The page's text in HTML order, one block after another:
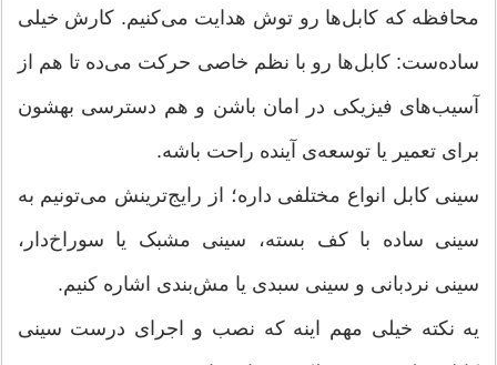
محافظه که کابل‌ها رو توش هدایت می‌کنیم. کارش خیلی
ساده‌ست: کابل‌ها رو با نظم خاصی حرکت می‌ده تا هم از
آسیب‌های فیزیکی در امان باشن و هم دسترسی بهشون
برای تعمیر یا توسعه‌ی آینده راحت باشه.
سینی کابل انواع مختلفی داره؛ از رایج‌ترینش می‌تونیم به
سینی ساده با کف بسته، سینی مشبک یا سوراخ‌دار،
سینی نردبانی و سینی سبدی یا مش‌بندی اشاره کنیم.
یه نکته خیلی مهم اینه که نصب و اجرای درست سینی